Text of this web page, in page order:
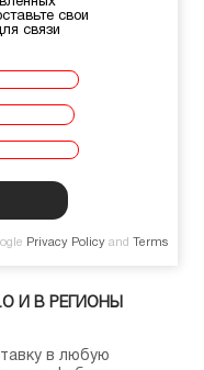
свои
связи
Privacy Policy and
Terms
И В РЕГИОНЫ
в любую